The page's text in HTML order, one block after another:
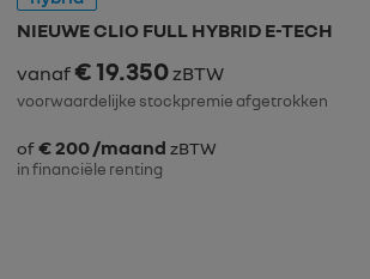
NIEUWE CLIO FULL HYBRID E-TECH
vanaf€ 19.350zBTW
voorwaardelijke stockpremie afgetrokken
of€ 200 /maand zBTW
in financiële renting